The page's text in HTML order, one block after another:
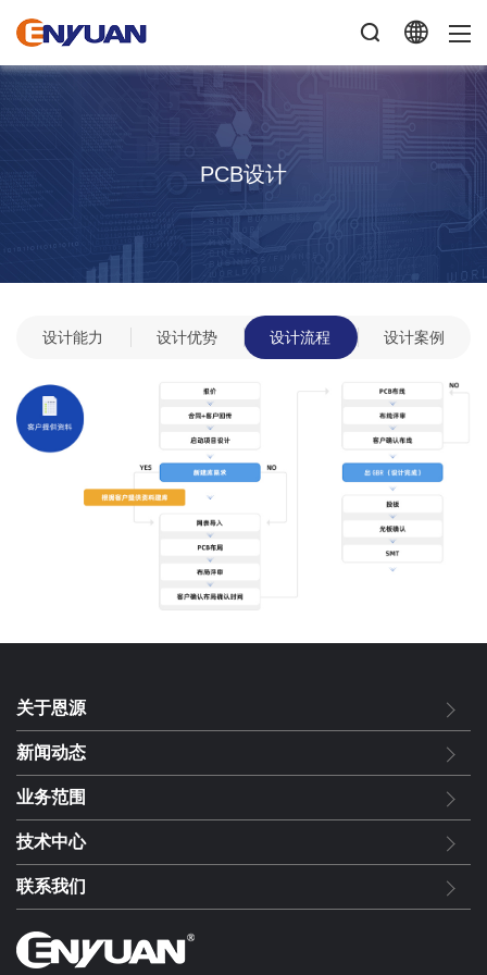
PCB设计
设计能力 设计优势 设计流程 设计案例
关于恩源
新闻动态
业务范围
技术中心
联系我们